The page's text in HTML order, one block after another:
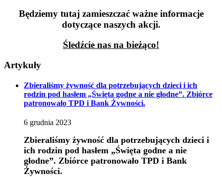
Będziemy tutaj zamieszczać ważne informacje
dotyczące naszych akcji.
Śledźcie nas na bieżąco!
Artykuły
Zbieraliśmy żywność dla potrzebujących dzieci i ich
rodzin pod hasłem „Święta godne a nie głodne”. Zbiórce
patronowało TPD i Bank Żywności.
6 grudnia 2023
Zbieraliśmy żywność dla potrzebujących dzieci i
ich rodzin pod hasłem „Święta godne a nie
głodne”. Zbiórce patronowało TPD i Bank
Żywności.